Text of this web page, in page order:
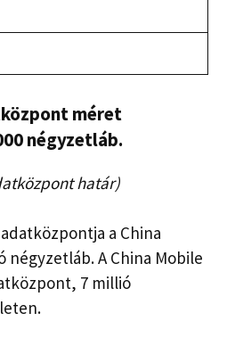
méret
négyzetláb.
határ)
a China
négyzetláb. A China Mobile
7 millió